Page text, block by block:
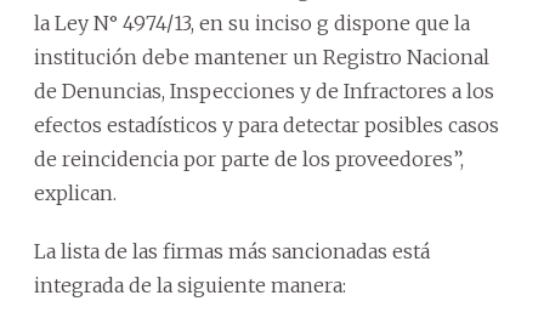
la Ley N° 4974/13, en su inciso g dispone que la
institución debe mantener un Registro Nacional
de Denuncias, Inspecciones y de Infractores a los
efectos estadísticos y para detectar posibles casos
de reincidencia por parte de los proveedores”,
explican.
La lista de las firmas más sancionadas está
integrada de la siguiente manera: